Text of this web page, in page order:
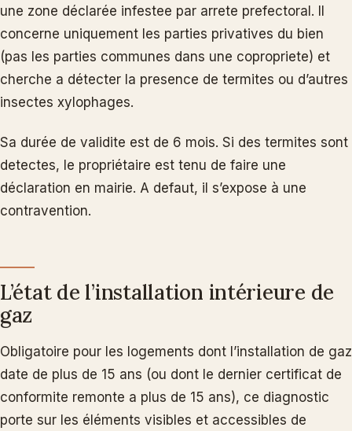
une zone déclarée infestee par arrete prefectoral. Il
concerne uniquement les parties privatives du bien
(pas les parties communes dans une copropriete) et
cherche a détecter la presence de termites ou d’autres
insectes xylophages.
Sa durée de validite est de 6 mois. Si des termites sont
detectes, le propriétaire est tenu de faire une
déclaration en mairie. A defaut, il s’expose à une
contravention.
L’état de l’installation intérieure de
gaz
Obligatoire pour les logements dont l’installation de gaz
date de plus de 15 ans (ou dont le dernier certificat de
conformite remonte a plus de 15 ans), ce diagnostic
porte sur les éléments visibles et accessibles de